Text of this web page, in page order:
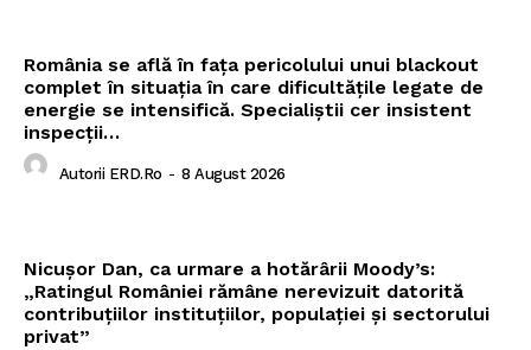
România se află în fața pericolului unui blackout
complet în situația în care dificultățile legate de
energie se intensifică. Specialiștii cer insistent
inspecții…
Autorii ERD.ro - 8 August 2026
Nicușor Dan, ca urmare a hotărârii Moody’s:
„Ratingul României rămâne nerevizuit datorită
contribuțiilor instituțiilor, populației și sectorului
privat”